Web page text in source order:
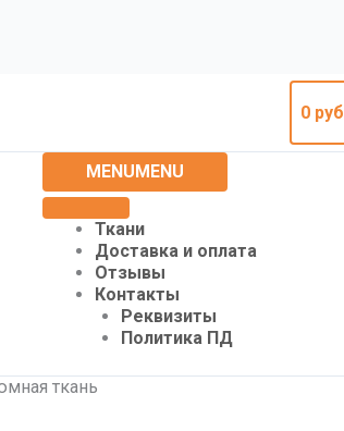
0 руб
MENUMENU
Ткани
Доставка и оплата
Отзывы
Контакты
Реквизиты
Политика ПД
ткань